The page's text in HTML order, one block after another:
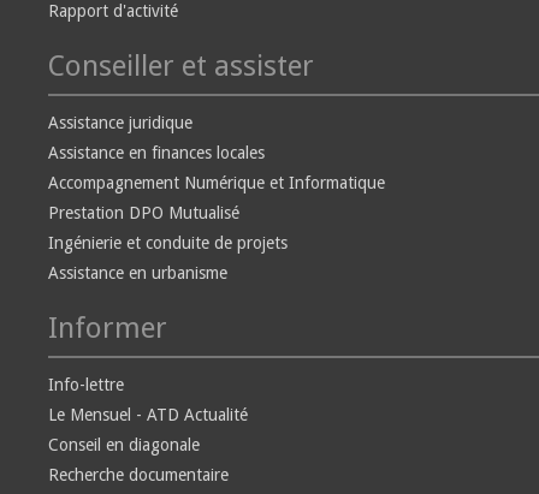
Rapport d'activité
Conseiller et assister
Assistance juridique
Assistance en finances locales
Accompagnement Numérique et Informatique
Prestation DPO Mutualisé
Ingénierie et conduite de projets
Assistance en urbanisme
Informer
Info-lettre
Le Mensuel - ATD Actualité
Conseil en diagonale
Recherche documentaire